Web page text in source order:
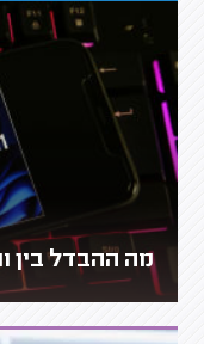
מה ההבדל בין ווינדוס